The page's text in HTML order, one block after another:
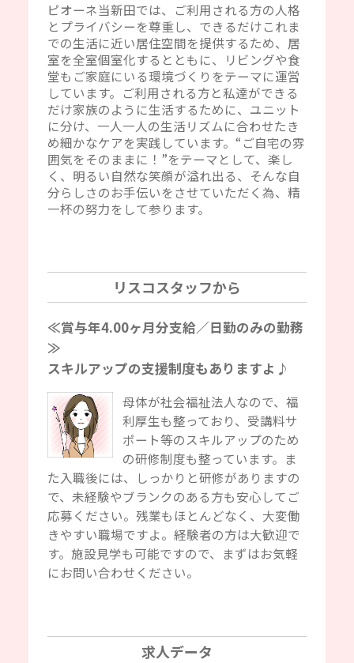
ピオーネ当新田では、ご利用される方の人格
とプライバシーを尊重し、できるだけこれま
での生活に近い居住空間を提供するため、居
室を全室個室化するとともに、リビングや食
堂もご家庭にいる環境づくりをテーマに運営
しています。ご利用される方と私達ができる
だけ家族のように生活するために、ユニット
に分け、一人一人の生活リズムに合わせたき
め細かなケアを実践しています。“ご自宅の雰
囲気をそのままに！”をテーマとして、楽し
く、明るい自然な笑顔が溢れ出る、そんな自
分らしさのお手伝いをさせていただく為、精
一杯の努力をして参ります。
リスコスタッフから
≪賞与年4.00ヶ月分支給／日勤のみの勤務
≫
スキルアップの支援制度もありますよ♪
母体が社会福祉法人なので、福
利厚生も整っており、受講料サ
ポート等のスキルアップのため
の研修制度も整っています。ま
た入職後には、しっかりと研修がありますの
で、未経験やブランクのある方も安心してご
応募ください。残業もほとんどなく、大変働
きやすい職場ですよ。経験者の方は大歓迎で
す。施設見学も可能ですので、まずはお気軽
にお問い合わせください。
求人データ